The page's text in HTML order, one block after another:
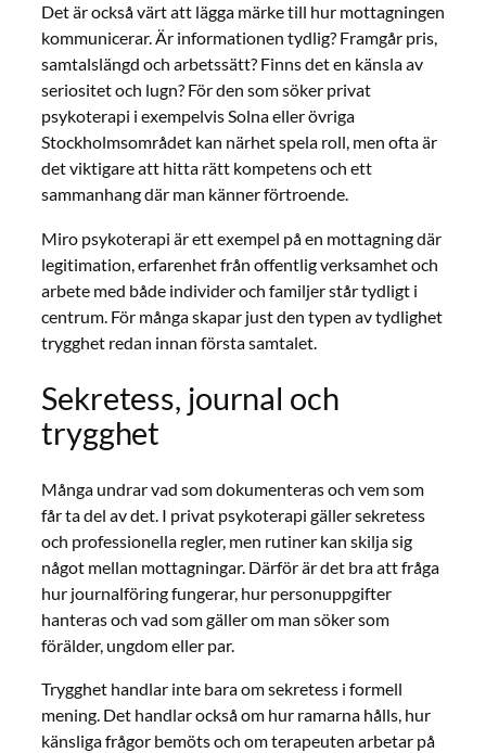
Det är också värt att lägga märke till hur mottagningen
kommunicerar. Är informationen tydlig? Framgår pris,
samtalslängd och arbetssätt? Finns det en känsla av
seriositet och lugn? För den som söker privat
psykoterapi i exempelvis Solna eller övriga
Stockholmsområdet kan närhet spela roll, men ofta är
det viktigare att hitta rätt kompetens och ett
sammanhang där man känner förtroende.
Miro psykoterapi är ett exempel på en mottagning där
legitimation, erfarenhet från offentlig verksamhet och
arbete med både individer och familjer står tydligt i
centrum. För många skapar just den typen av tydlighet
trygghet redan innan första samtalet.
Sekretess, journal och
trygghet
Många undrar vad som dokumenteras och vem som
får ta del av det. I privat psykoterapi gäller sekretess
och professionella regler, men rutiner kan skilja sig
något mellan mottagningar. Därför är det bra att fråga
hur journalföring fungerar, hur personuppgifter
hanteras och vad som gäller om man söker som
förälder, ungdom eller par.
Trygghet handlar inte bara om sekretess i formell
mening. Det handlar också om hur ramarna hålls, hur
känsliga frågor bemöts och om terapeuten arbetar på